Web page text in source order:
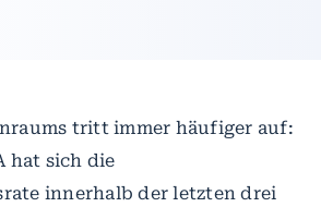
tritt immer häufiger auf:
hat sich die
innerhalb der letzten drei